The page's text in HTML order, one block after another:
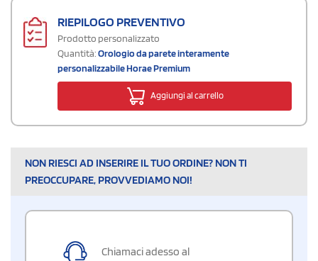
RIEPILOGO PREVENTIVO
Prodotto personalizzato
Quantità:Orologio da parete interamente
personalizzabile Horae Premium
Aggiungi al carrello
NON RIESCI AD INSERIRE IL TUO ORDINE? NON TI
PREOCCUPARE, PROVVEDIAMO NOI!
Chiamaci adesso al